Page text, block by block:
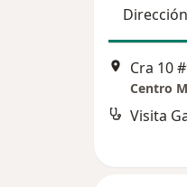
Cra 10
Centro
Visita